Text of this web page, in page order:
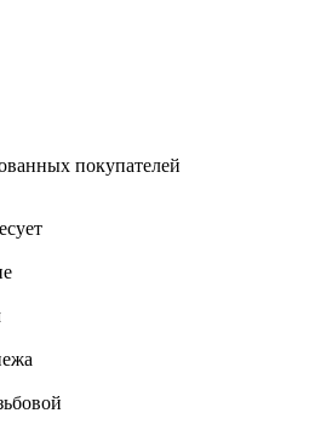
покупателей